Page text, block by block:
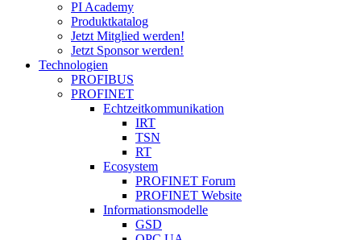
PI Academy
Produktkatalog
Jetzt Mitglied werden!
Jetzt Sponsor werden!
Technologien
PROFIBUS
PROFINET
Echtzeitkommunikation
IRT
TSN
RT
Ecosystem
PROFINET Forum
PROFINET Website
Informationsmodelle
GSD